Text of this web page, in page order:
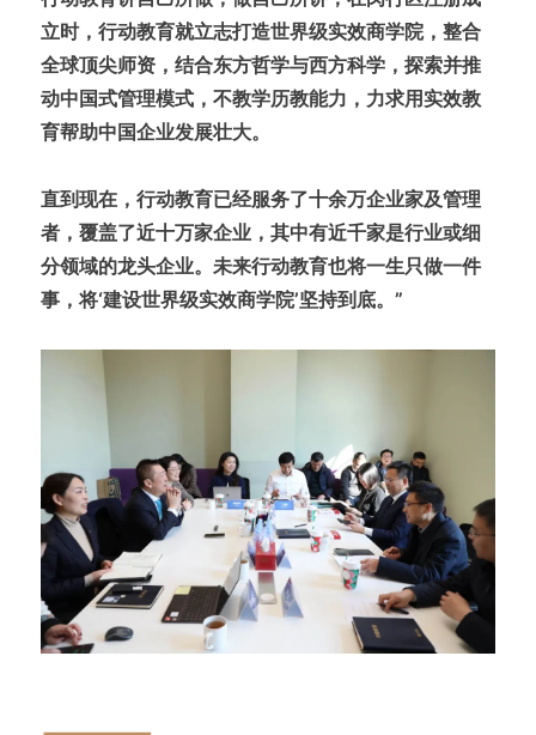
立时，行动教育就立志打造世界级实效商学院，整合
全球顶尖师资，结合东方哲学与西方科学，探索并推
动中国式管理模式，不教学历教能力，力求用实效教
育帮助中国企业发展壮大。
直到现在，行动教育已经服务了十余万企业家及管理
者，覆盖了近十万家企业，其中有近千家是行业或细
分领域的龙头企业。未来行动教育也将一生只做一件
事，将‘建设世界级实效商学院’坚持到底。”